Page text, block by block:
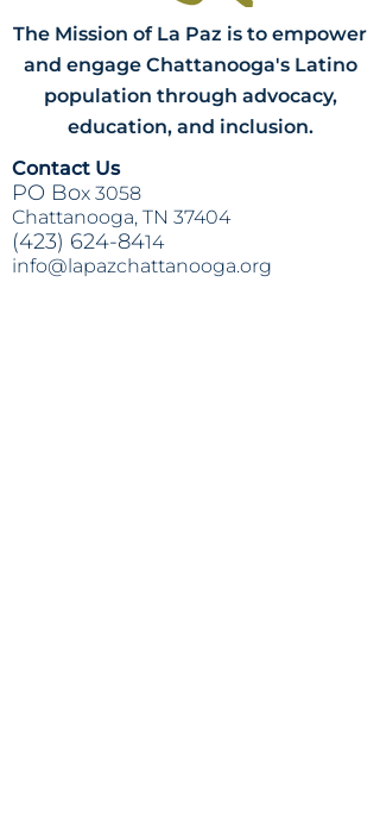
The Mission of La Paz is to empower
and engage Chattanooga's Latino
population through advocacy,
education, and inclusion.
Contact Us
PO Box 3058
Chattanooga, TN 37404
(423) 624-8414
info@lapazchattanooga.org